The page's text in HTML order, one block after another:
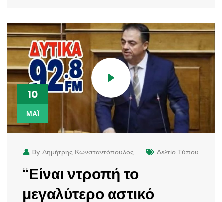
10
ΜΆΙ
By Δημήτρης Κωνσταντόπουλος Δελτίο Τύπου
“Είναι ντροπή το
μεγαλύτερο αστικό